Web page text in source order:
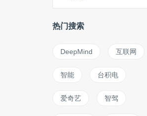
热门搜索
DeepMind 互联网
智能 台积电
爱奇艺 智驾